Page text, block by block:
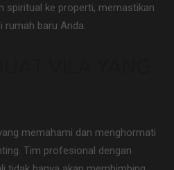
spiritual ke properti, memastikan
rumah baru Anda.
memahami dan menghormati
Tim profesional dengan